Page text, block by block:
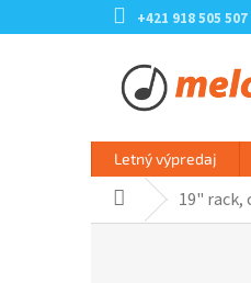
na
+421 918 505 507
Letný výpredaj
Domov19" rack,